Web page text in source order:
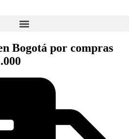
Bogotá por compras